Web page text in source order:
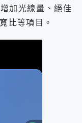
加光線量、絕佳
比等項目。